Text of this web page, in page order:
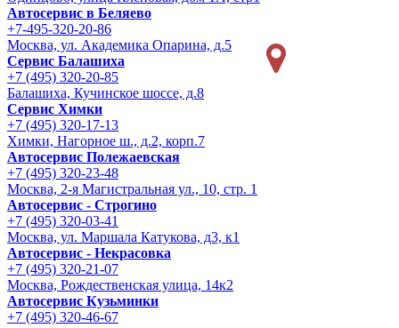
Автосервис в Беляево
+7-495-320-20-86
Москва, ул. Академика Опарина, д.5
Сервис Балашиха
+7 (495) 320-20-85
Балашиха, Кучинское шоссе, д.8
Сервис Химки
+7 (495) 320-17-13
Химки, Нагорное ш., д.2, корп.7
Автосервис Полежаевская
+7 (495) 320-23-48
Москва, 2-я Магистральная ул., 10, стр. 1
Автосервис - Строгино
+7 (495) 320-03-41
Москва, ул. Маршала Катукова, д3, к1
Автосервис - Некрасовка
+7 (495) 320-21-07
Москва, Рождественская улица, 14к2
Автосервис Кузьминки
+7 (495) 320-46-67